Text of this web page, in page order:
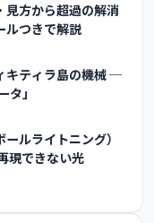
見方から超過の解消
ルつきで解説
キティラ島の機械 ─
」
ールライトニング）
現できない光